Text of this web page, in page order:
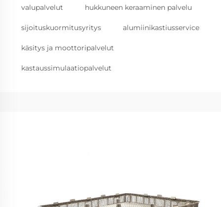
valupalvelut hukkuneen keraaminen palvelu
sijoituskuormitusyritys alumiinikastiusservice
käsitys ja moottoripalvelut
kastaussimulaatiopalvelut